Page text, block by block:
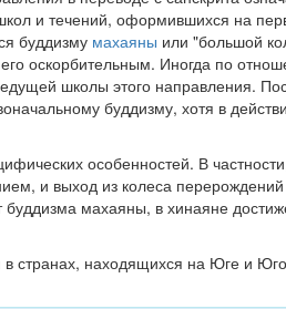
и течений, оформившихся на
буддизму махаяны или "большой
оскорбительным. Иногда по
школы этого направления.
буддизму, хотя в
особенностей. В
и выход из колеса
махаяны, в хинаяне
странах, находящихся на Юге и